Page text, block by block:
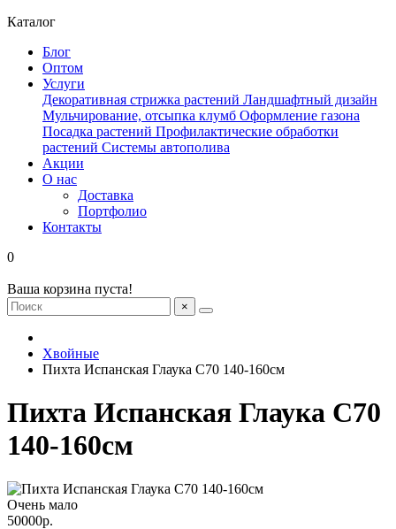
Каталог
Блог
Оптом
Услуги
Декоративная стрижка растений Ландшафтный дизайн
Мульчирование, отсыпка клумб Оформление газона
Посадка растений Профилактические обработки
растений Системы автополива
Акции
О нас
Доставка
Портфолио
Контакты
0
Ваша корзина пуста!
×
Хвойные
Пихта Испанская Глаука С70 140-160см
Пихта Испанская Глаука С70
140-160см
Очень мало
50000р.